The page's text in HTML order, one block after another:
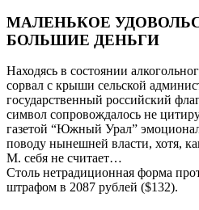
МАЛЕНЬКОЕ
БОЛЬШИЕ ДЕНЬГИ
Находясь в состоянии
сорвал с крыши сельской
государственный российский
символ сопровождалось не
газетой “Южный Урал”
поводу нынешней власти, хотя,
М. себя не считает…
Столь нетрадиционная форма
штрафом в 2087 рублей ($132).